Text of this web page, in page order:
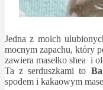
Jedna z moich
mocnym zapachu, który
zawiera masełko shea i
Ta z serduszkami to
spodem i kakaowym